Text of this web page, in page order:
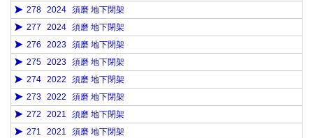
278 2024 須磨 地下閉架
277
2024 須磨 地下閉架
276
2023 須磨 地下閉架
275 2023 須磨 地下閉架
274 2022
須磨 地下閉架
273 2022
須磨 地下閉架
272
2021
須磨 地下閉架
271
2021
須磨 地下閉架